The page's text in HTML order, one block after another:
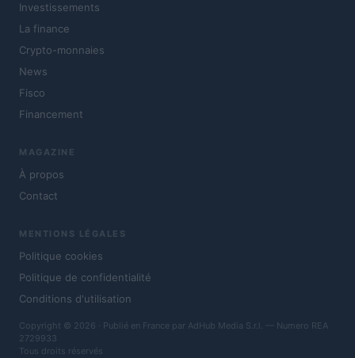
Investissements
La finance
Crypto-monnaies
News
Fisco
Financement
MAGAZINE
À propos
Contact
MENTIONS LÉGALES
Politique cookies
Politique de confidentialité
Conditions d'utilisation
Copyright © 2026 · Publié en France par AdHub Media S.r.l. — Numero REA
2729933
Tous droits réservés